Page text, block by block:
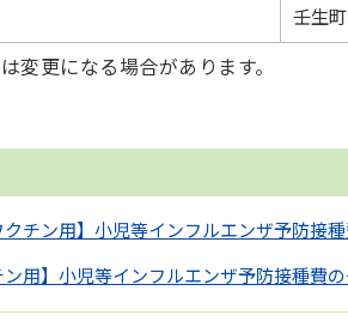
壬生
変更になる場合があります。
クチン用】小児等インフルエンザ予防接
ン用】小児等インフルエンザ予防接種費